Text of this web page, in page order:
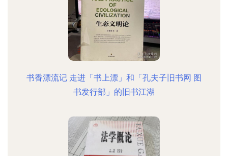
书香漂流记 走进「书上漂」和「孔夫子旧书网 图
书发行部」的旧书江湖